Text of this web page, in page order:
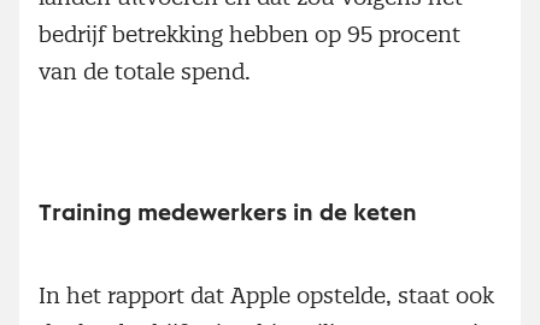
bedrijf betrekking hebben op 95 procent
van de totale spend.
Training medewerkers in de keten
In het rapport dat Apple opstelde, staat ook